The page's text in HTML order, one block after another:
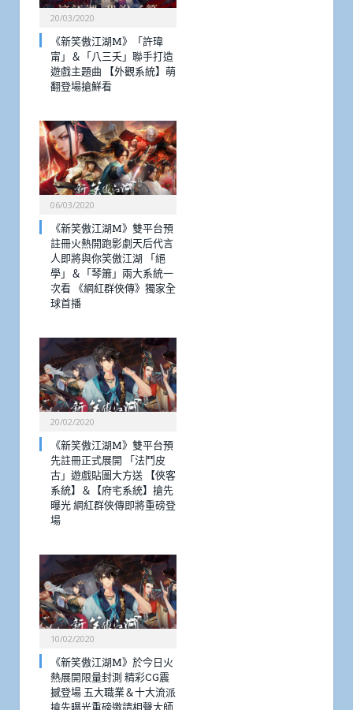
20/03/2020
《新笑傲江湖M》「許瑋
甯」＆「八三夭」聯手打造
遊戲主題曲 【外觀系統】萌
翻登場搶鮮看
06/03/2020
《新笑傲江湖M》雙平台預
註冊火熱開跑影劇天后代言
人即將與你笑傲江湖 「絕
學」＆「琴簫」兩大系統一
次看 《網紅群俠傳》獨家全
球首播
20/02/2020
《新笑傲江湖M》雙平台預
先註冊正式展開 「法鬥皮
古」遊戲貼圖大方送 【俠客
系統】＆【府宅系統】搶先
曝光 網紅群俠傳即將重磅登
場
10/02/2020
《新笑傲江湖M》於今日火
熱展開限量封測 精彩CG震
撼登場 五大職業＆十大流派
搶先曝光重磅邀請相聲大師